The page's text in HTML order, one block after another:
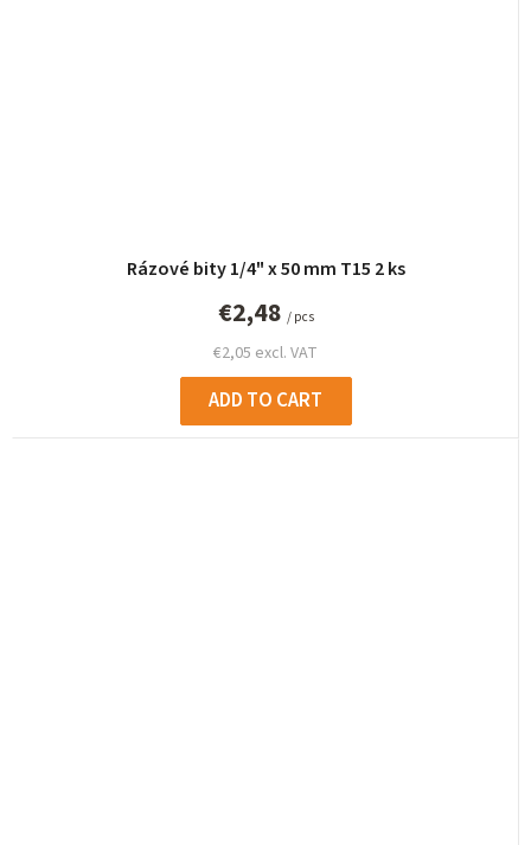
Rázové bity 1/4" x 50 mm T15 2 ks
€2,05 excl. VAT
€2,48 / pcs
ADD TO CART